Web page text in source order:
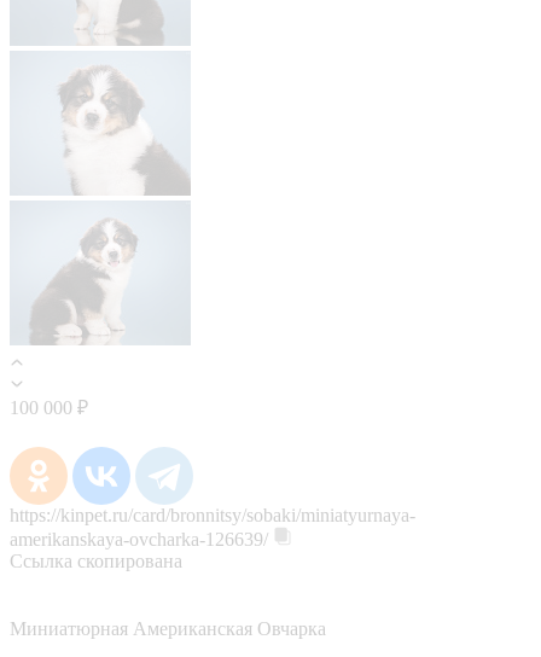
100 000 ₽
https://kinpet.ru/card/bronnitsy/sobaki/miniatyurnaya-
amerikanskaya-ovcharka-126639/
Ссылка скопирована
Миниатюрная Американская Овчарка